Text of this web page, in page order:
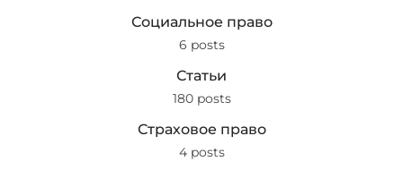
Социальное право
6 posts
Статьи
180 posts
Страховое право
4 posts